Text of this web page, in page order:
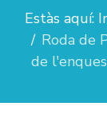
Estàs aquí:
Roda de
de